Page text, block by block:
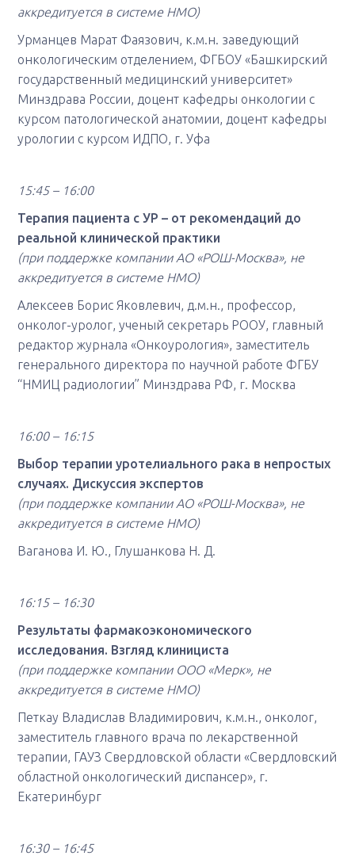
аккредитуется в системе НМО)
Урманцев Марат Фаязович, к.м.н. заведующий
онкологическим отделением, ФГБОУ «Башкирский
государственный медицинский университет»
Минздрава России, доцент кафедры онкологии с
курсом патологической анатомии, доцент кафедры
урологии с курсом ИДПО, г. Уфа
15:45 – 16:00
Терапия пациента с УР – от рекомендаций до
реальной клинической практики
(при поддержке компании АО «РОШ-Москва», не
аккредитуется в системе НМО)
Алексеев Борис Яковлевич, д.м.н., профессор,
онколог-уролог, ученый секретарь РООУ, главный
редактор журнала «Онкоурология», заместитель
генерального директора по научной работе ФГБУ
“НМИЦ радиологии” Минздрава РФ, г. Москва
16:00 – 16:15
Выбор терапии уротелиального рака в непростых
случаях. Дискуссия экспертов
(при поддержке компании АО «РОШ-Москва», не
аккредитуется в системе НМО)
Ваганова И. Ю., Глушанкова Н. Д.
16:15 – 16:30
Результаты фармакоэкономического
исследования. Взгляд клинициста
(при поддержке компании ООО «Мерк», не
аккредитуется в системе НМО)
Петкау Владислав Владимирович, к.м.н., онколог,
заместитель главного врача по лекарственной
терапии, ГАУЗ Свердловской области «Свердловский
областной онкологический диспансер», г.
Екатеринбург
16:30 – 16:45